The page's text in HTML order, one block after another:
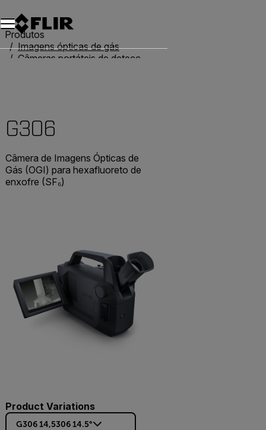
Produtos
Imagens ópticas de gás
Câmeras portáteis de detecção de gás
G306
Câmera de Imagens Ópticas de
Gás (OGI) para hexafluoreto de
enxofre (SF₆)
Product Variations
G306 14,5306 14.5°